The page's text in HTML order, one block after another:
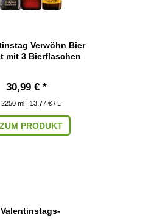
Verwöhn Bier
mit 3 Bierflaschen
30,99 € *
2250 ml | 13,77 € / L
ZUM PRODUKT
Valentinstags-